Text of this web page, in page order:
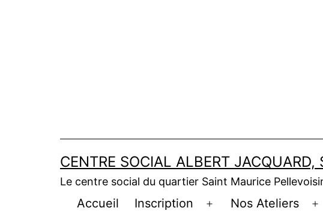
CENTRE SOCIAL ALBERT
Le centre social du quartier Saint Maurice
Accueil Inscription
Ouvrir
Nos Ateliers